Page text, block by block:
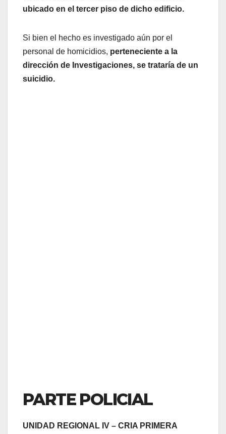
ubicado en el tercer piso de dicho edificio.
Si bien el hecho es investigado aún por el
personal de homicidios, perteneciente a la
dirección de Investigaciones, se trataría de un
suicidio.
PARTE POLICIAL
UNIDAD REGIONAL IV – CRIA PRIMERA